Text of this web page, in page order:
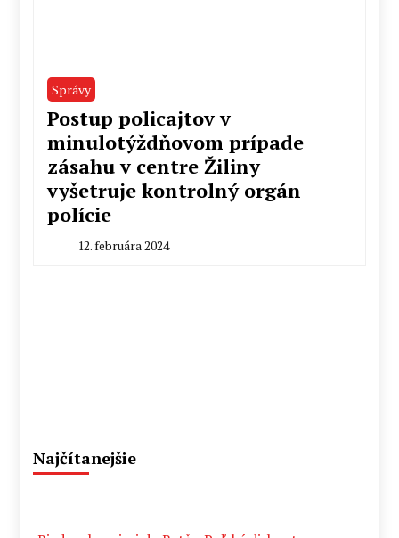
Správy
Postup policajtov v
minulotýždňovom prípade
zásahu v centre Žiliny
vyšetruje kontrolný orgán
polície
12. februára 2024
Najčítanejšie